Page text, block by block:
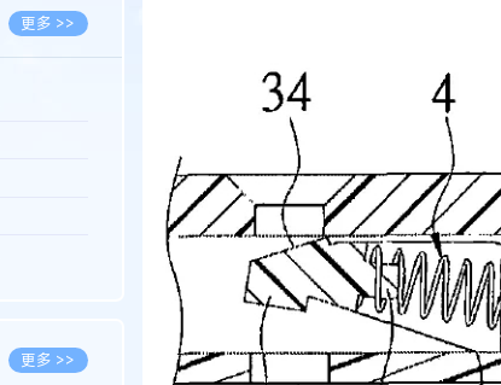
更多 >>
更多 >>